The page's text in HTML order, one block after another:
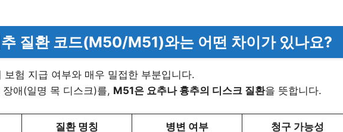
질환 코드(M50/M51)와는 어떤 차이가 있나요?
험 지급 여부와 매우 밀접한 부분입니다.
애(일명 목 디스크)를, M51은 요추나 흉추의 디스크 질환을 뜻합니다.
질환 명칭 병변 여부 청구 가능성